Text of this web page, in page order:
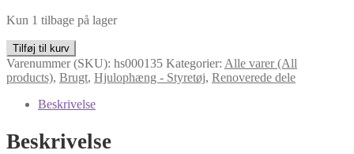
Kun 1 tilbage på lager
Hjulnav
1300
forreste,
højre
antal
Tilføj til kurv
Varenummer (SKU): hs000135 Kategorier: Alle varer (All
products), Brugt, Hjulophæng - Styretøj, Renoverede dele
Beskrivelse
Beskrivelse